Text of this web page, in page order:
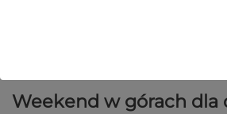
Weekend w górach dla